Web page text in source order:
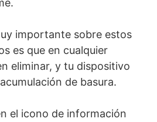
importante sobre estos
es que en cualquier
eliminar, y tu dispositivo
de basura.
el icono de información